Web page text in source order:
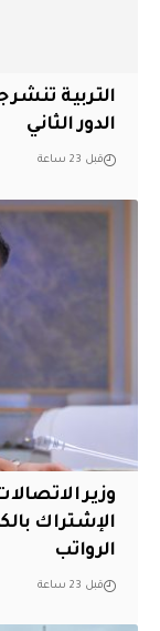
التربية تنشر
الدور الثاني
قبل 23 ساعة
الإشتراك
الرواتب
قبل 23 ساعة